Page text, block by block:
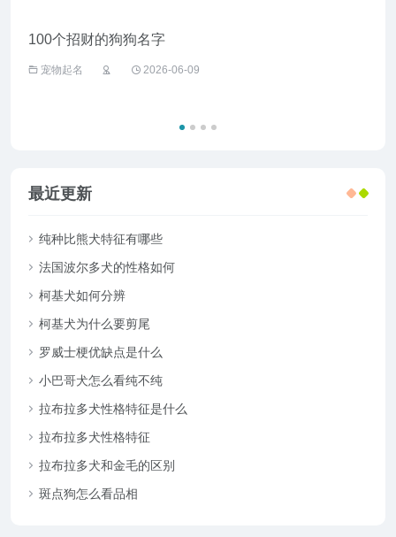
100个招财的狗狗名字
宠物起名 2026-06-09
最近更新
纯种比熊犬特征有哪些
法国波尔多犬的性格如何
柯基犬如何分辨
柯基犬为什么要剪尾
罗威士梗优缺点是什么
小巴哥犬怎么看纯不纯
拉布拉多犬性格特征是什么
拉布拉多犬性格特征
拉布拉多犬和金毛的区别
斑点狗怎么看品相